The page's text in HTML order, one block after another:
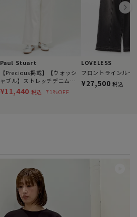
Paul Stuart
【Precious掲載】【ウォッシ
ャブル】ストレッチデニム
パンツ
¥11,440 税込 71%OFF
LOVELESS
フロントラインルー
¥27,500 税込